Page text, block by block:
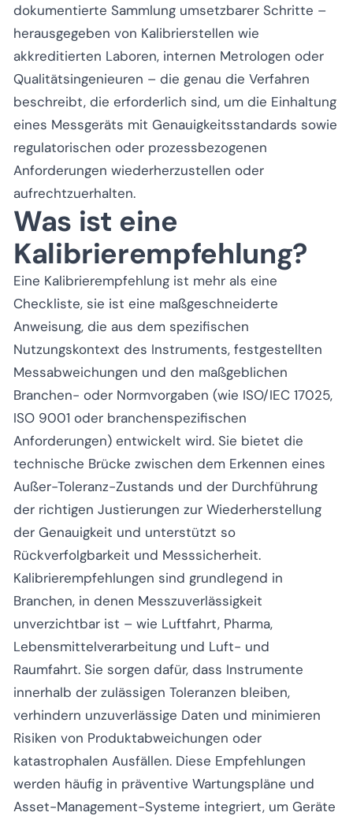
dokumentierte Sammlung umsetzbarer Schritte –
herausgegeben von Kalibrierstellen wie
akkreditierten Laboren, internen Metrologen oder
Qualitätsingenieuren – die genau die Verfahren
beschreibt, die erforderlich sind, um die Einhaltung
eines Messgeräts mit Genauigkeitsstandards sowie
regulatorischen oder prozessbezogenen
Anforderungen wiederherzustellen oder
aufrechtzuerhalten.
Was ist eine
Kalibrierempfehlung?
Eine Kalibrierempfehlung ist mehr als eine
Checkliste, sie ist eine maßgeschneiderte
Anweisung, die aus dem spezifischen
Nutzungskontext des Instruments, festgestellten
Messabweichungen und den maßgeblichen
Branchen- oder Normvorgaben (wie ISO/IEC 17025,
ISO 9001 oder branchenspezifischen
Anforderungen) entwickelt wird. Sie bietet die
technische Brücke zwischen dem Erkennen eines
Außer-Toleranz-Zustands und der Durchführung
der richtigen Justierungen zur Wiederherstellung
der Genauigkeit und unterstützt so
Rückverfolgbarkeit und Messsicherheit.
Kalibrierempfehlungen sind grundlegend in
Branchen, in denen Messzuverlässigkeit
unverzichtbar ist – wie Luftfahrt, Pharma,
Lebensmittelverarbeitung und Luft- und
Raumfahrt. Sie sorgen dafür, dass Instrumente
innerhalb der zulässigen Toleranzen bleiben,
verhindern unzuverlässige Daten und minimieren
Risiken von Produktabweichungen oder
katastrophalen Ausfällen. Diese Empfehlungen
werden häufig in präventive Wartungspläne und
Asset-Management-Systeme integriert, um Geräte